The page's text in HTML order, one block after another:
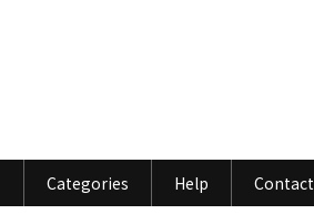
Categories Help Contact